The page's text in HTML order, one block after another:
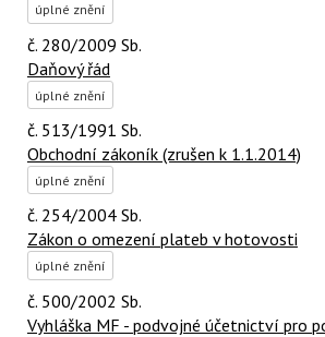
úplné znění
č. 280/2009 Sb.
Daňový řád
úplné znění
č. 513/1991 Sb.
Obchodní zákoník (zrušen k 1.1.2014)
úplné znění
č. 254/2004 Sb.
Zákon o omezení plateb v hotovosti
úplné znění
č. 500/2002 Sb.
Vyhláška MF - podvojné účetnictví pro